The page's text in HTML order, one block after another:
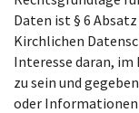
Daten ist § 6
Kirchlichen
Interesse daran,
zu sein und
oder Informationen